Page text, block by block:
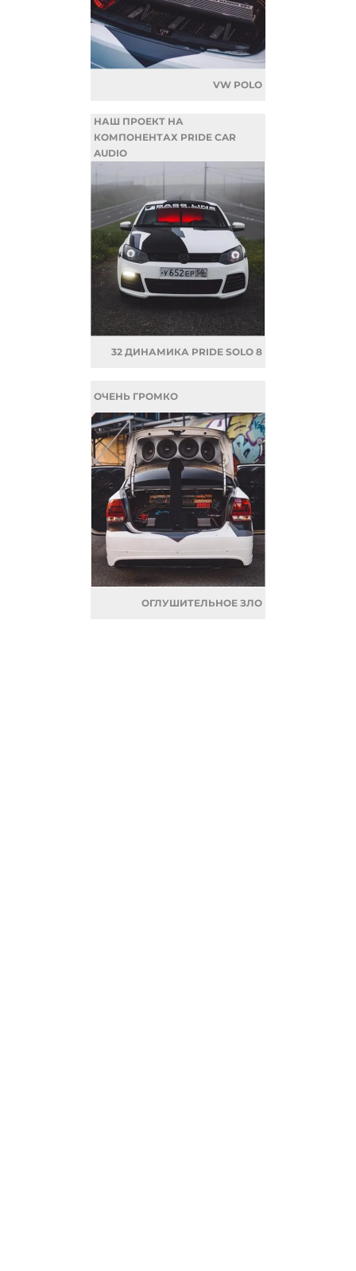
VW POLO
НАШ ПРОЕКТ НА
КОМПОНЕНТАХ PRIDE CAR
AUDIO
32 ДИНАМИКА PRIDE SOLO 8
ОЧЕНЬ ГРОМКО
ОГЛУШИТЕЛЬНОЕ ЗЛО